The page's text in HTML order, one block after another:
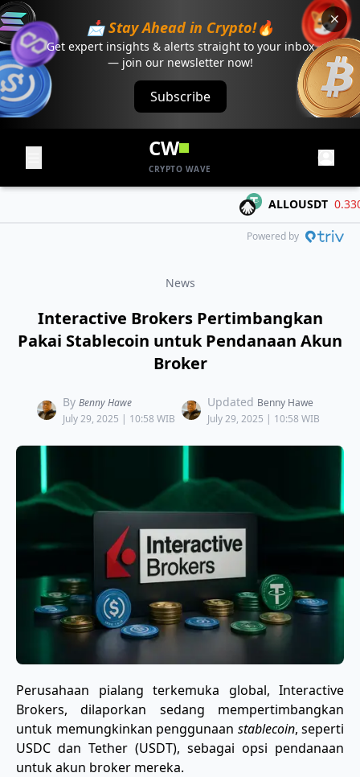
📩 Stay Ahead in Crypto!🔥
Get expert insights & alerts straight to your inbox
— join our newsletter now!
Subscribe
CW
CRYPTO WAVE
ALLOUSDT 0.3306
Powered by
News
Interactive Brokers Pertimbangkan
Pakai Stablecoin untuk Pendanaan Akun
Broker
By Benny Hawe
July 29, 2025 | 10:58 WIB
Updated Benny Hawe
July 29, 2025 | 10:58 WIB
Perusahaan pialang terkemuka global, Interactive
Brokers, dilaporkan sedang mempertimbangkan
untuk memungkinkan penggunaan stablecoin, seperti
USDC dan Tether (USDT), sebagai opsi pendanaan
untuk akun broker mereka.